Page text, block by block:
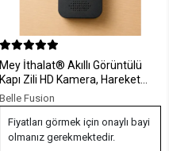
Mey İthalat® Akıllı Görüntülü
Kapı Zili HD Kamera, Hareket
Bildirimi ve Kablosuz Kurulum
Belle Fusion
Fiyatları görmek için onaylı bayi
olmanız gerekmektedir.